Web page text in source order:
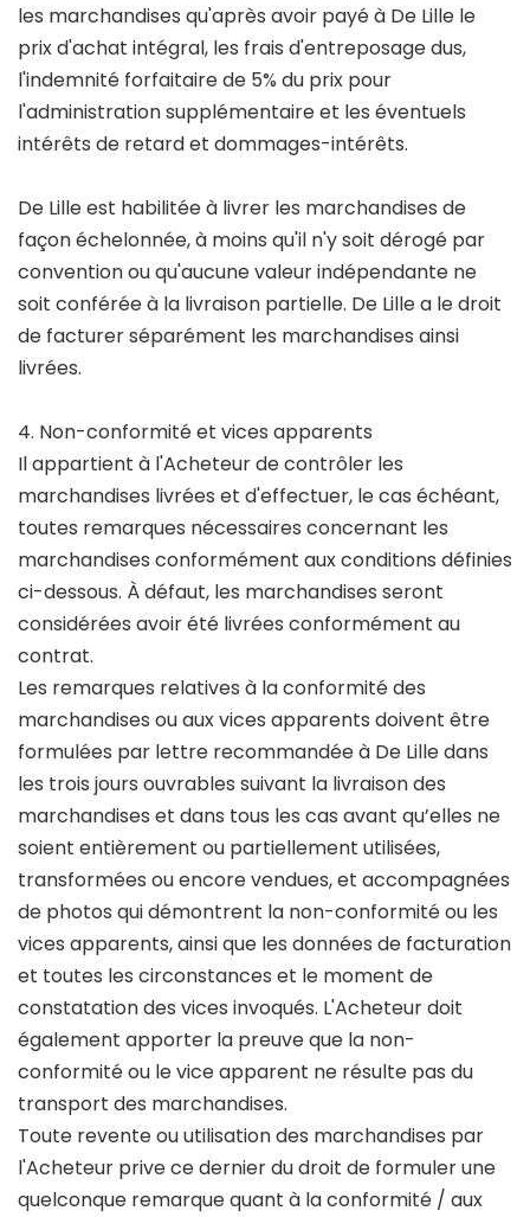
les marchandises qu'après avoir payé à De Lille le
prix d'achat intégral, les frais d'entreposage dus,
l'indemnité forfaitaire de 5% du prix pour
l'administration supplémentaire et les éventuels
intérêts de retard et dommages-intérêts.
De Lille est habilitée à livrer les marchandises de
façon échelonnée, à moins qu'il n'y soit dérogé par
convention ou qu'aucune valeur indépendante ne
soit conférée à la livraison partielle. De Lille a le droit
de facturer séparément les marchandises ainsi
livrées.
4. Non-conformité et vices apparents
Il appartient à l'Acheteur de contrôler les
marchandises livrées et d'effectuer, le cas échéant,
toutes remarques nécessaires concernant les
marchandises conformément aux conditions définies
ci-dessous. À défaut, les marchandises seront
considérées avoir été livrées conformément au
contrat.
Les remarques relatives à la conformité des
marchandises ou aux vices apparents doivent être
formulées par lettre recommandée à De Lille dans
les trois jours ouvrables suivant la livraison des
marchandises et dans tous les cas avant qu’elles ne
soient entièrement ou partiellement utilisées,
transformées ou encore vendues, et accompagnées
de photos qui démontrent la non-conformité ou les
vices apparents, ainsi que les données de facturation
et toutes les circonstances et le moment de
constatation des vices invoqués. L'Acheteur doit
également apporter la preuve que la non-
conformité ou le vice apparent ne résulte pas du
transport des marchandises.
Toute revente ou utilisation des marchandises par
l'Acheteur prive ce dernier du droit de formuler une
quelconque remarque quant à la conformité / aux